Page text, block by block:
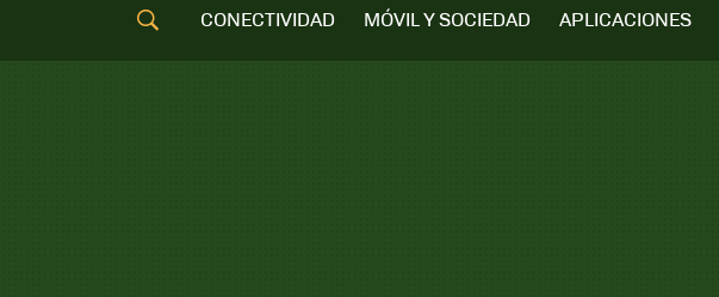
CONECTIVIDAD MÓVIL Y SOCIEDAD APLICACIONES